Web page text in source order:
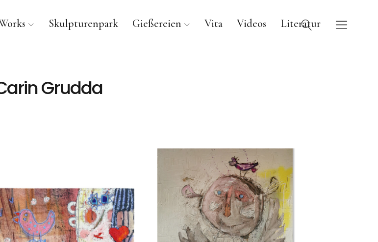
Skulpturenpark Gießereien Vita Videos
Literatur
Grudda